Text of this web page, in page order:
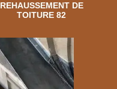
REHAUSSEMENT DE
TOITURE 82